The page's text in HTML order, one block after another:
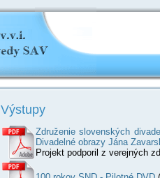
Výstupy
Združenie slovenských
Divadelné obrazy Jána
Projekt podporil z verejných